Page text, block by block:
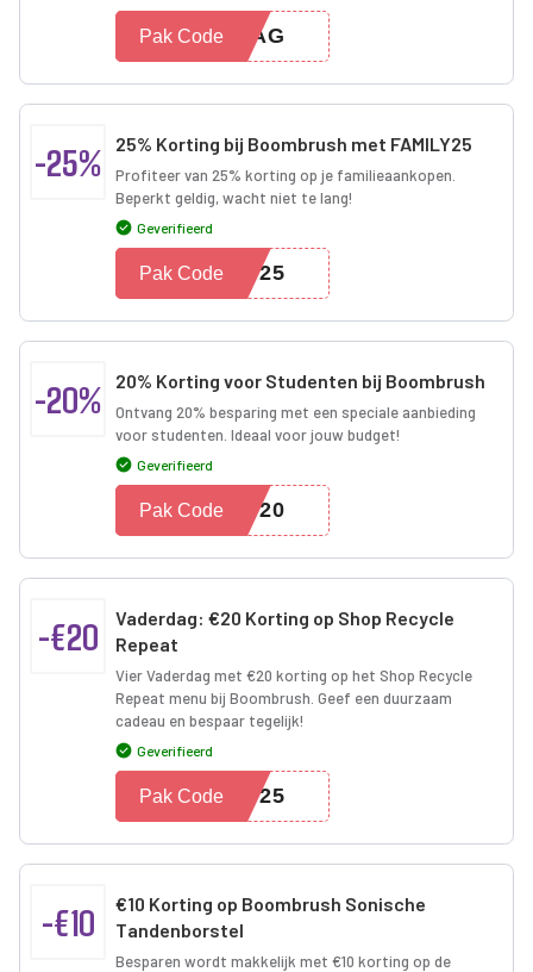
SDAG
Pak Code
-25% 25% Korting bij Boombrush met FAMILY25
Profiteer van 25% korting op je familieaankopen.
Beperkt geldig, wacht niet te lang!
Geverifieerd
LY25
Pak Code
-20% 20% Korting voor Studenten bij Boombrush
Ontvang 20% besparing met een speciale aanbieding
voor studenten. Ideaal voor jouw budget!
Geverifieerd
NT20
Pak Code
-€20
Vaderdag: €20 Korting op Shop Recycle
Repeat
Vier Vaderdag met €20 korting op het Shop Recycle
Repeat menu bij Boombrush. Geef een duurzaam
cadeau en bespaar tegelijk!
Geverifieerd
2025
Pak Code
-€10
€10 Korting op Boombrush Sonische
Tandenborstel
Besparen wordt makkelijk met €10 korting op de